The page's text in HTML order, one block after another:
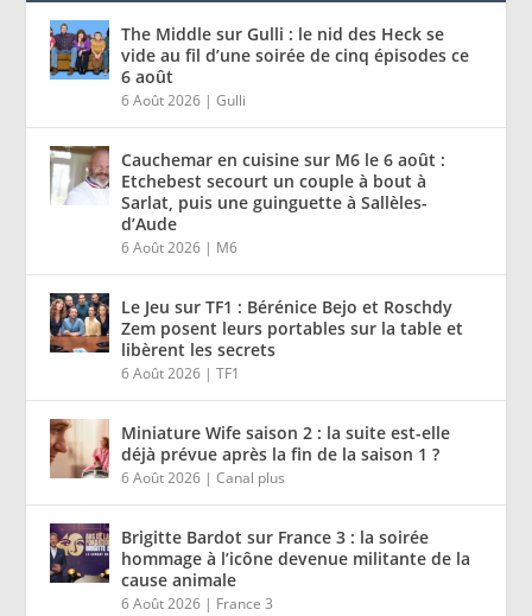
The Middle sur Gulli : le nid des Heck se
vide au fil d’une soirée de cinq épisodes ce
6 août
6 Août 2026 |Gulli
Cauchemar en cuisine sur M6 le 6 août :
Etchebest secourt un couple à bout à
Sarlat, puis une guinguette à Sallèles-
d’Aude
6 Août 2026 | M6
Le Jeu sur TF1 : Bérénice Bejo et Roschdy
Zem posent leurs portables sur la table et
libèrent les secrets
6 Août 2026 |TF1
Miniature Wife saison 2 : la suite est-elle
déjà prévue après la fin de la saison 1 ?
6 Août 2026 |Canal plus
Brigitte Bardot sur France 3 : la soirée
hommage à l’icône devenue militante de la
cause animale
6 Août 2026 | France 3